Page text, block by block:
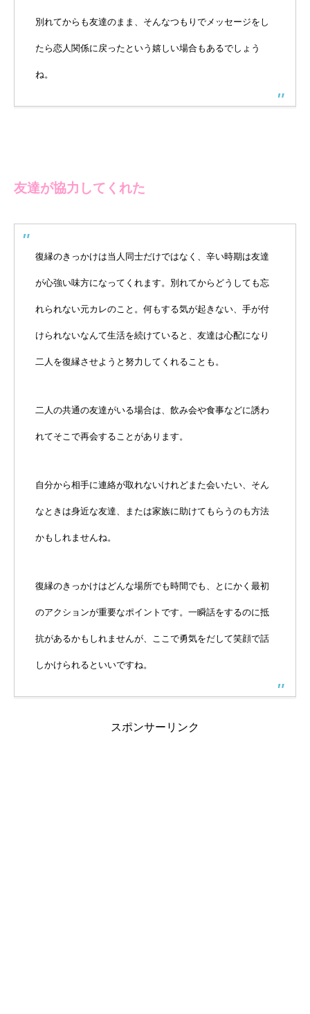
別れてからも友達のまま、そんなつもりでメッセージをし
たら恋人関係に戻ったという嬉しい場合もあるでしょう
ね。
友達が協力してくれた
復縁のきっかけは当人同士だけではなく、辛い時期は友達
が心強い味方になってくれます。別れてからどうしても忘
れられない元カレのこと。何もする気が起きない、手が付
けられないなんて生活を続けていると、友達は心配になり
二人を復縁させようと努力してくれることも。
二人の共通の友達がいる場合は、飲み会や食事などに誘わ
れてそこで再会することがあります。
自分から相手に連絡が取れないけれどまた会いたい、そん
なときは身近な友達、または家族に助けてもらうのも方法
かもしれませんね。
復縁のきっかけはどんな場所でも時間でも、とにかく最初
のアクションが重要なポイントです。一瞬話をするのに抵
抗があるかもしれませんが、ここで勇気をだして笑顔で話
しかけられるといいですね。
スポンサーリンク